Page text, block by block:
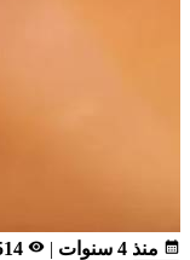
calendar_month منذ 4 سنوات |
remove_red_eye